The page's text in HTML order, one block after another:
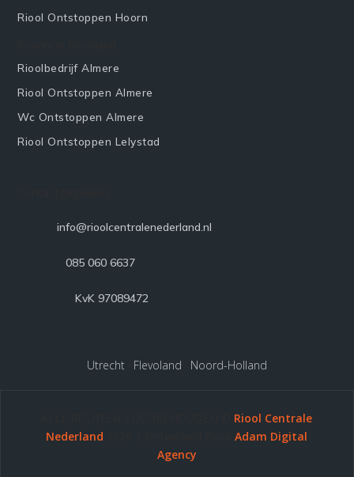
Riool Ontstoppen Hoorn
Rioolbedrijf Almere
Riool Ontstoppen Almere
Wc Ontstoppen Almere
Riool Ontstoppen Lelystad
info@rioolcentralenederland.nl
085 060 6637
KvK 97089472
Utrecht Flevoland Noord-Holland
Riool Centrale
Nederland 2026 | Ontwikkeld DoorAdam Digital
Agency